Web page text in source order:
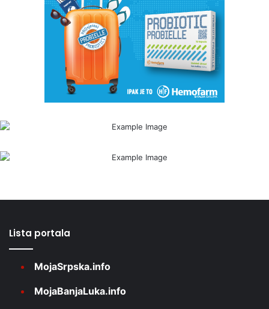
Lista portala
MojaSrpska.info
MojaBanjaLuka.info